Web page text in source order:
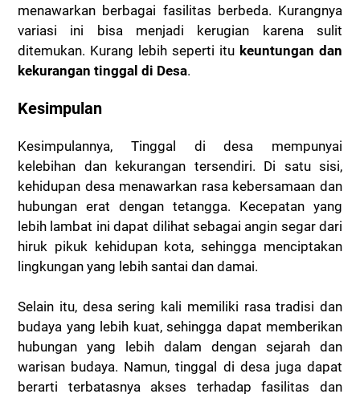
menawarkan berbagai fasilitas berbeda. Kurangnya
variasi ini bisa menjadi kerugian karena sulit
ditemukan. Kurang lebih seperti itu keuntungan dan
kekurangan tinggal di Desa.
Kesimpulan
Kesimpulannya, Tinggal di desa mempunyai
kelebihan dan kekurangan tersendiri. Di satu sisi,
kehidupan desa menawarkan rasa kebersamaan dan
hubungan erat dengan tetangga. Kecepatan yang
lebih lambat ini dapat dilihat sebagai angin segar dari
hiruk pikuk kehidupan kota, sehingga menciptakan
lingkungan yang lebih santai dan damai.
Selain itu, desa sering kali memiliki rasa tradisi dan
budaya yang lebih kuat, sehingga dapat memberikan
hubungan yang lebih dalam dengan sejarah dan
warisan budaya. Namun, tinggal di desa juga dapat
berarti terbatasnya akses terhadap fasilitas dan